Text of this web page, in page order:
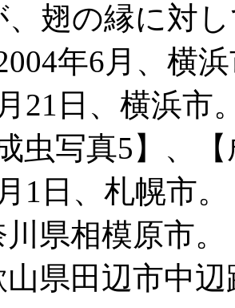
、翅の縁に対
年6月、横
21日、横浜市
虫写真5】、
1日、札幌市
川県相模原市
山県田辺市中